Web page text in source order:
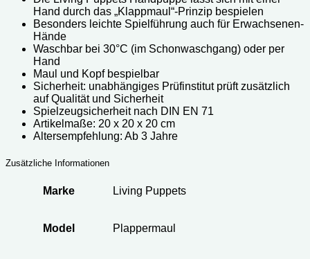
Hand durch das „Klappmaul“-Prinzip bespielen
Besonders leichte Spielführung auch für Erwachsenen-
Hände
Waschbar bei 30°C (im Schonwaschgang) oder per
Hand
Maul und Kopf bespielbar
Sicherheit: unabhängiges Prüfinstitut prüft zusätzlich
auf Qualität und Sicherheit
Spielzeugsicherheit nach DIN EN 71
Artikelmaße: 20 x 20 x 20 cm
Altersempfehlung: Ab 3 Jahre
Zusätzliche Informationen
Marke Living Puppets
Model Plappermaul